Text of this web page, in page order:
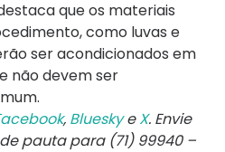
que os materiais
como luvas e
ser acondicionados em
não devem ser
, BlueskyeX. Envie
pauta para (71) 99940 –